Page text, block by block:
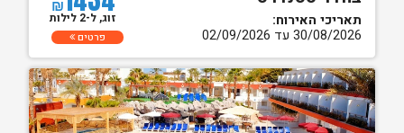
תאריכי האירוח:
30/08/2026 עד 02/09/2026
₪
זוג, ל-2 לילות
פרטים